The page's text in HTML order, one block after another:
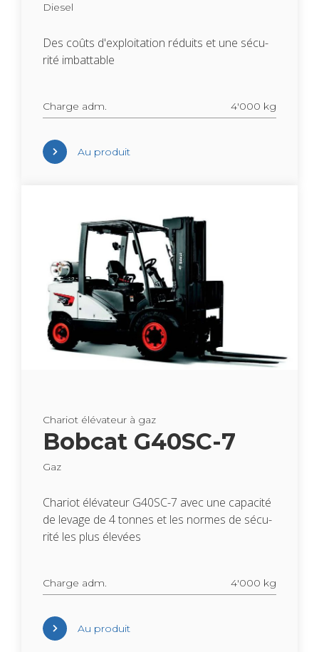
Die­sel
Des coûts d'ex­ploi­ta­tion réduits et une sécu­
rité imbat­table
Charge adm. 4'000 kg
Au pro­duit
Cha­riot élé­va­teur à gaz
Bob­cat G40SC-7
Gaz
Cha­riot élé­va­teur G40SC-7 avec une capa­cité
de levage de 4 tonnes et les normes de sécu­
rité les plus éle­vées
Charge adm. 4'000 kg
Au pro­duit